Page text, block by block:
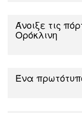
Άνοιξε τις
Ορόκλινη
Ένα